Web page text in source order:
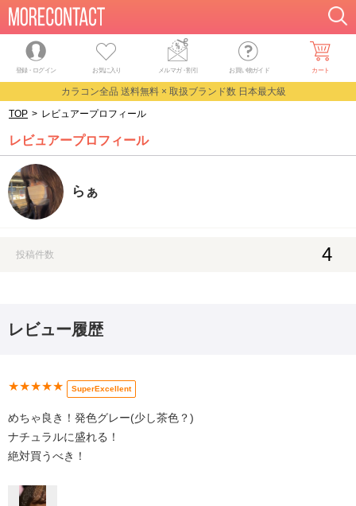
登録・ログイン お気に入り メルマガ・割引 お買い物ガイド カート
カラコン全品 送料無料 × 取扱ブランド数 日本最大級
TOP > レビュアープロフィール
レビュアープロフィール
らぁ
投稿件数 4
レビュー履歴
★★★★★ SuperExcellent
めちゃ良き！発色グレー(少し茶色？)
ナチュラルに盛れる！
絶対買うべき！